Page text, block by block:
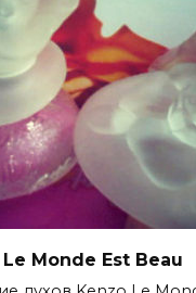
Monde Est Beau